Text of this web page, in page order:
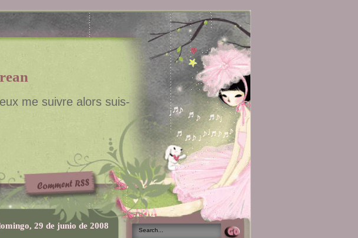
me suivre alors suis-
29 de junio de 2008